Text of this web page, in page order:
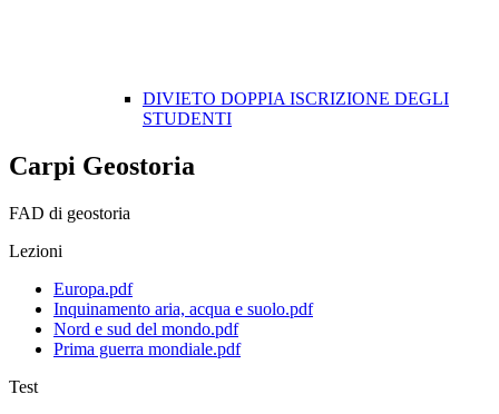
DIVIETO DOPPIA ISCRIZIONE DEGLI
STUDENTI
Carpi Geostoria
FAD di geostoria
Lezioni
Europa.pdf
Inquinamento aria, acqua e suolo.pdf
Nord e sud del mondo.pdf
Prima guerra mondiale.pdf
Test